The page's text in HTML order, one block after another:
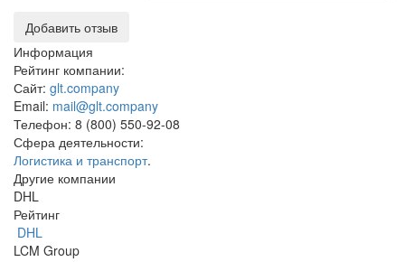
Добавить отзыв
Информация
Рейтинг компании:
Сайт: glt.company
Email: mail@glt.company
Телефон: 8 (800) 550-92-08
Сфера деятельности:
Логистика и транспорт.
Другие компании
DHL
Рейтинг
DHL
LCM Group